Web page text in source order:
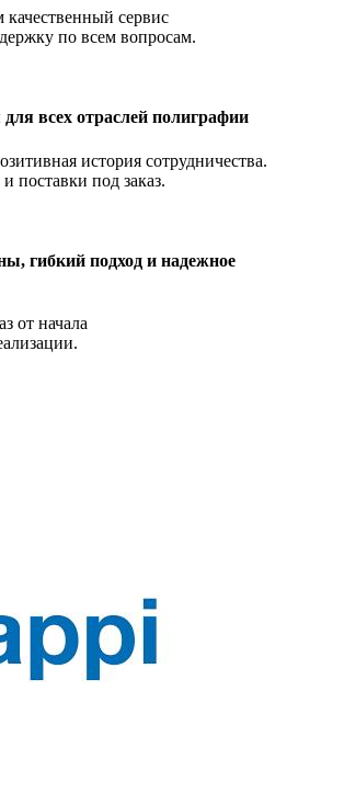
сервис
по всем вопросам.
всех отраслей полиграфии
история сотрудничества.
поставки под заказ.
гибкий подход и надежное
от начала